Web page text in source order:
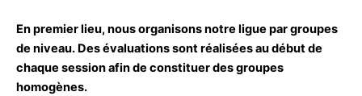
En premier lieu, nous organisons notre ligue par groupes
de niveau. Des évaluations sont réalisées au début de
chaque session afin de constituer des groupes
homogènes.